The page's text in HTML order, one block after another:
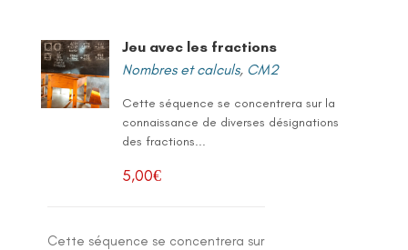
Jeu avec les fractions
Nombres et calculs, CM2
Cette séquence se concentrera sur la
connaissance de diverses désignations
des fractions...
5,00€
Cette séquence se concentrera sur